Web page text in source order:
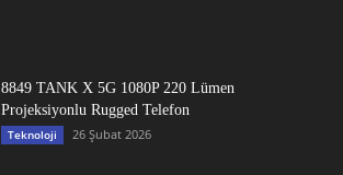
8849 TANK X 5G 1080P 220 Lümen
Projeksiyonlu Rugged Telefon
Teknoloji 26 Şubat 2026